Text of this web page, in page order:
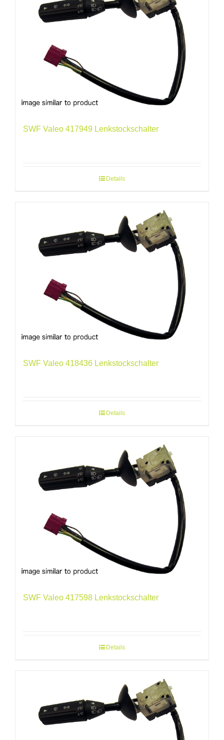
SWF Valeo 417949 Lenkstockschalter
Details
SWF Valeo 418436 Lenkstockschalter
Details
SWF Valeo 417598 Lenkstockschalter
Details